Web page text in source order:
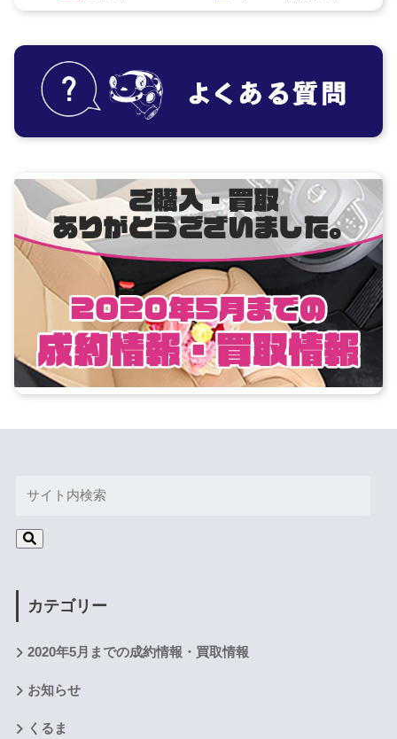
カテゴリー
2020年5月までの成約情報・買取情報
お知らせ
くるま